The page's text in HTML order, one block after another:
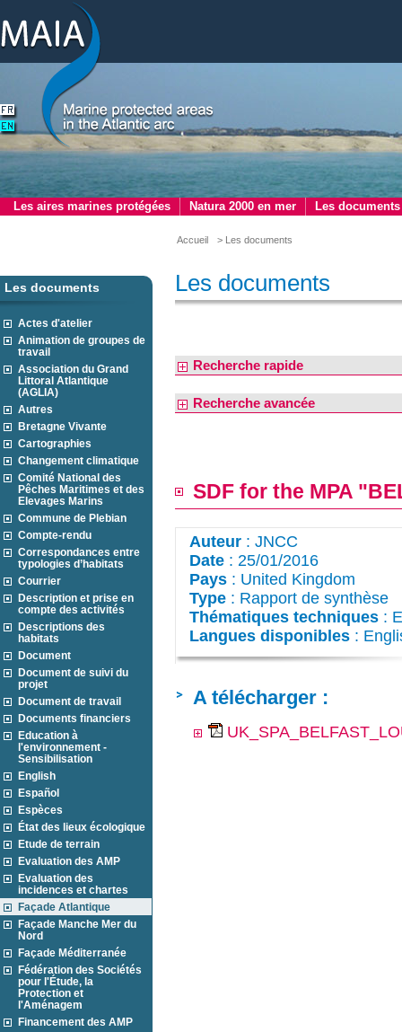
Les aires marines protégées Natura 2000 en mer Les documents
Accueil > Les documents
Les documents
Actes d'atelier
Animation de groupes de
travail
Association du Grand
Littoral Atlantique
(AGLIA)
Autres
Bretagne Vivante
Cartographies
Changement climatique
Comité National des
Pêches Maritimes et des
Elevages Marins
Commune de Plebian
Compte-rendu
Correspondances entre
typologies d’habitats
Courrier
Description et prise en
compte des activités
Descriptions des
habitats
Document
Document de suivi du
projet
Document de travail
Documents financiers
Education à
l'environnement -
Sensibilisation
English
Español
Espèces
État des lieux écologique
Etude de terrain
Evaluation des AMP
Evaluation des
incidences et chartes
Façade Atlantique
Façade Manche Mer du
Nord
Façade Méditerranée
Fédération des Sociétés
pour l'Étude, la
Protection et
l'Aménagem
Financement des AMP
Les documents
Recherche rapide
Recherche avancée
SDF for the MPA
Auteur : JNCC
Date : 25/01/2016
Pays : United Kingdom
Type : Rapport de synthèse
Thématiques techniques :
Langues disponibles :
A télécharger :